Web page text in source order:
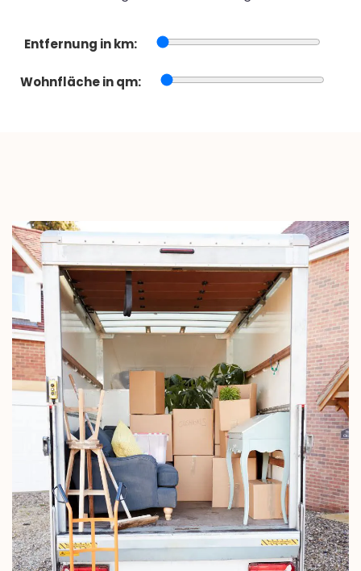
Entfernung in km:
Wohnfläche in qm: